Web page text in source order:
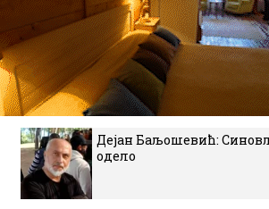
Дејан Баљошевић:
одело